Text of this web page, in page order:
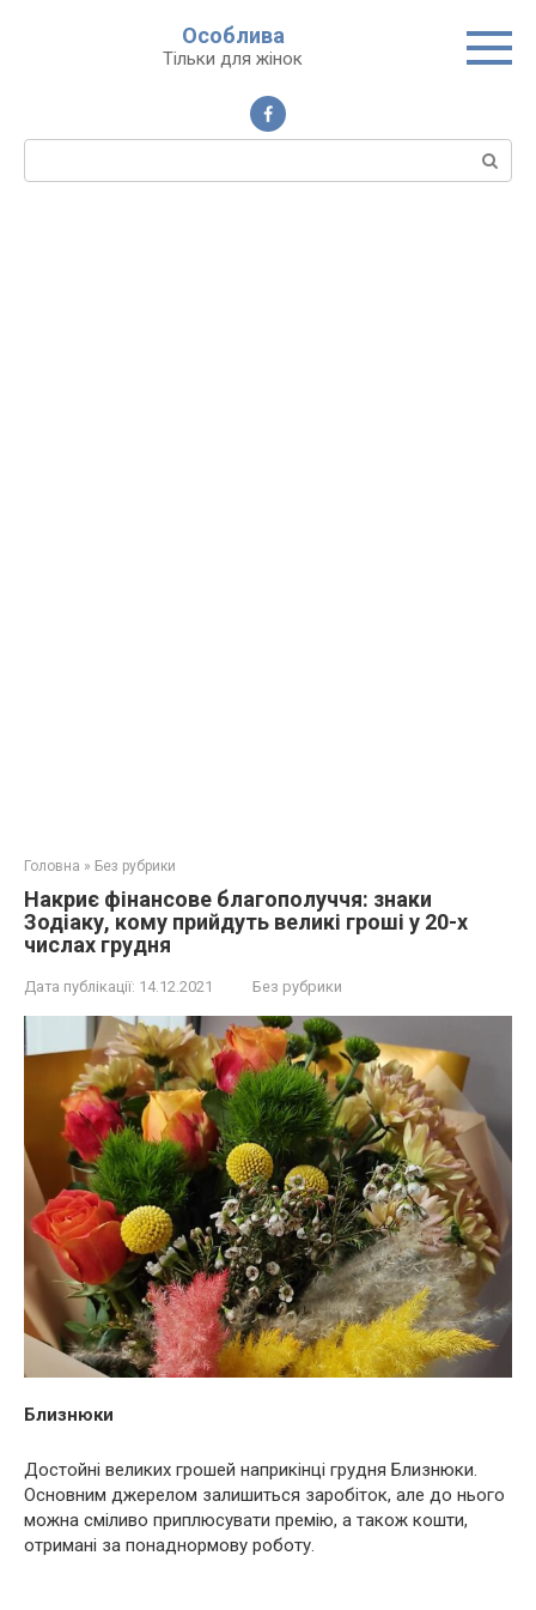
Особлива
Тільки для жінок
Пошук:
Головна » Без рубрики
Накриє фінансове благополуччя: знаки
Зодіаку, кому прийдуть великі гроші у 20-х
числах грудня
Дата публікації: 14.12.2021 Без рубрики
Близнюки
Достойні великих грошей наприкінці грудня Близнюки.
Основним джерелом залишиться заробіток, але до нього
можна сміливо приплюсувати премію, а також кошти,
отримані за понаднормову роботу.